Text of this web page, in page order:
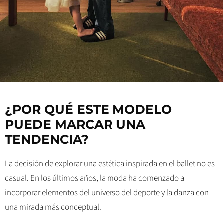
¿POR QUÉ ESTE MODELO
PUEDE MARCAR UNA
TENDENCIA?
La decisión de explorar una estética inspirada en el ballet no es
casual. En los últimos años, la moda ha comenzado a
incorporar elementos del universo del deporte y la danza con
una mirada más conceptual.